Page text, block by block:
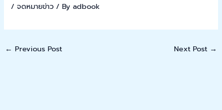
/จดหมายข่าว / Byadbook
← Previous Post Next Post →